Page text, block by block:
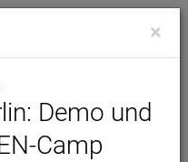
×
Demo und
Camp